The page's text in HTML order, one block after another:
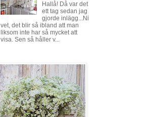
Hallå! Då var det
ett tag sedan jag
gjorde inlägg...Ni
vet, det blir så ibland att man
liksom inte har så mycket att
visa. Sen så håller v...